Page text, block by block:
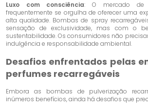
Luxo com consciência: O mercado de
frequentemente se orgulha de oferecer uma
alta qualidade. Bombas de spray
sensação de exclusividade, mas com o
sustentabilidade. Os consumidores não
indulgência e responsabilidade ambiental.
Desafios enfrentados pelas
perfumes recarregáveis
Embora as bombas de pulverização
inúmeros benefícios, ainda há desafios que